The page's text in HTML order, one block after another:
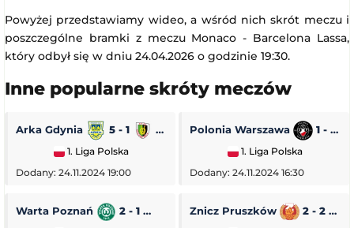
Powyżej przedstawiamy wideo, a wśród nich skrót meczu i
poszczególne bramki z meczu Monaco - Barcelona Lassa,
który odbył się w dniu 24.04.2026 o godzinie 19:30.
Inne popularne skróty meczów
Arka Gdynia 5 - 1
1. Liga Polska
Dodany: 24.11.2024 19:00
Polonia Warszawa 1 - 0
1. Liga Polska
Dodany: 24.11.2024 16:30
Warta Poznań 2 - 1 Pogoń Siedlce
Znicz Pruszków 2 - 2